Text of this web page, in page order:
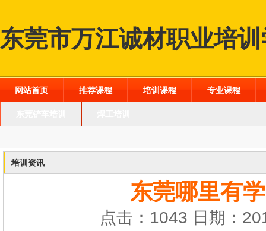
东莞市万江诚材职业培
网站首页 推荐课程 培训课程 专业课程
培训资讯
东莞哪里有
点击：1043 日期：